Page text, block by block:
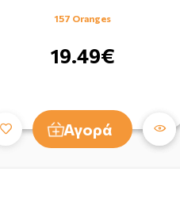
157 Oranges
19.49€
Αγορά